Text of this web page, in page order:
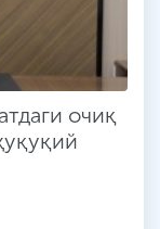
очиқ